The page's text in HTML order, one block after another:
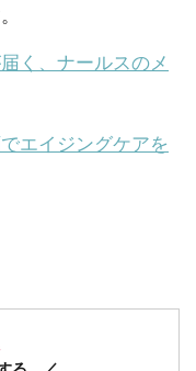
く、ナールスのメ
エイジングケアを